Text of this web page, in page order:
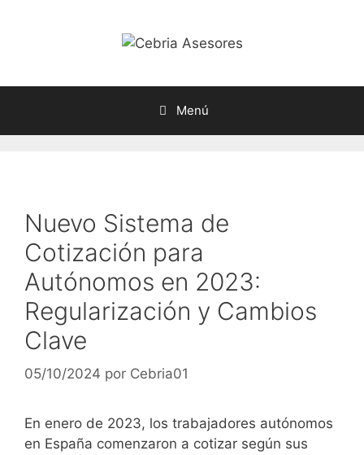
Menú
Nuevo Sistema de
Cotización para
Autónomos en 2023:
Regularización y Cambios
Clave
05/10/2024 por Cebria01
En enero de 2023, los trabajadores autónomos
en España comenzaron a cotizar según sus